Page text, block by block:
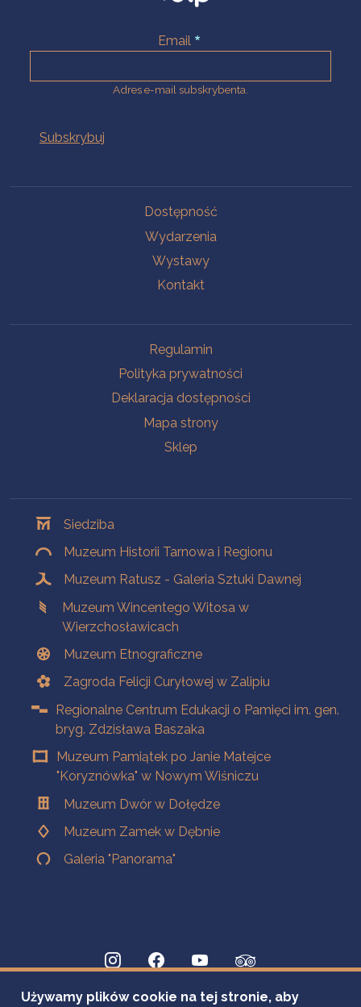
Email
Adres e-mail subskrybenta.
Dostępność
Wydarzenia
Wystawy
Kontakt
Regulamin
Polityka prywatności
Deklaracja dostępności
Mapa strony
Sklep
Siedziba
Muzeum Historii Tarnowa i Regionu
Muzeum Ratusz - Galeria Sztuki Dawnej
Muzeum Wincentego Witosa w
Wierzchosławicach
Muzeum Etnograficzne
Zagroda Felicji Curyłowej w Zalipiu
Regionalne Centrum Edukacji o Pamięci im. gen.
bryg. Zdzisława Baszaka
Muzeum Pamiątek po Janie Matejce
"Koryznówka" w Nowym Wiśniczu
Muzeum Dwór w Dołędze
Muzeum Zamek w Dębnie
Galeria "Panorama"
Używamy plików cookie na tej stronie, aby